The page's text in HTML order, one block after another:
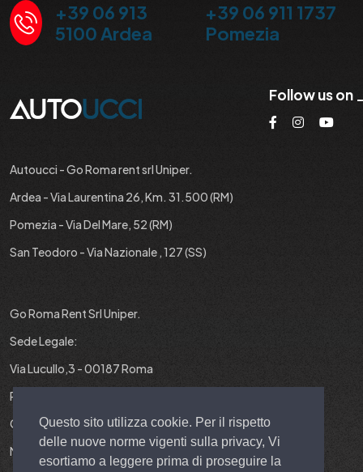
Questo sito utilizza cookie. Per il rispetto
delle nuove norme vigenti sulla privacy, Vi
esortiamo a leggere prima di proseguire la
+39 06 913
5100 Ardea
+39 06 911 1737
Pomezia
Follow us on
Autoucci - Go Roma rent srl Uniper.
Ardea - Via Laurentina 26, Km. 31.500 (RM)
Pomezia - Via Del Mare, 52 (RM)
San Teodoro - Via Nazionale , 127 (SS)
Go Roma Rent Srl Uniper.
Sede Legale:
Via Lucullo,3 - 00187 Roma
P.IVA : 12829431001
Cap. Soc. : 10.000 EURO I.V.
N° REA : RM-1403299